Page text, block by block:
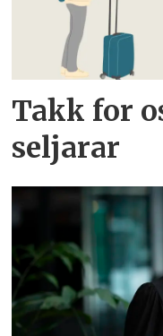
Takk for
seljarar